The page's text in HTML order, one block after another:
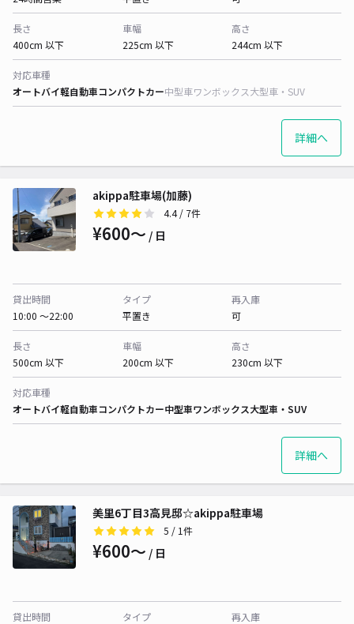
長さ
400cm 以下
車幅
225cm 以下
高さ
244cm 以下
対応車種
オートバイ軽自動車コンパクトカー中型車ワンボックス大型車・SUV
詳細へ
akippa駐車場(加藤)
4.4/ 7件
¥600〜 / 日
貸出時間
10:00 〜22:00
タイプ
平置き
再入庫
可
長さ
500cm 以下
車幅
200cm 以下
高さ
230cm 以下
対応車種
オートバイ軽自動車コンパクトカー中型車ワンボックス大型車・SUV
詳細へ
美里6丁目3高見邸☆akippa駐車場
5 / 1件
¥600〜 / 日
貸出時間
タイプ
再入庫